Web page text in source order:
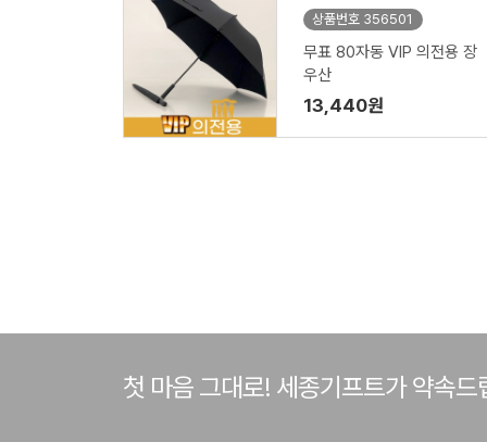
상품번호 356501
무표 80자동 VIP 의전용 장
우산
13,440원
첫 마음 그대로! 세종기프트가 약속드